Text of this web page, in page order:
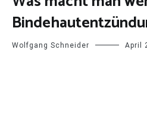
Wolfgang Schneider April